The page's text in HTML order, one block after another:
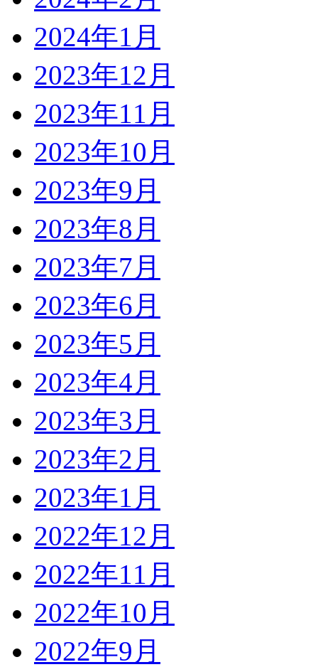
2024年1月
2023年12月
2023年11月
2023年10月
2023年9月
2023年8月
2023年7月
2023年6月
2023年5月
2023年4月
2023年3月
2023年2月
2023年1月
2022年12月
2022年11月
2022年10月
2022年9月